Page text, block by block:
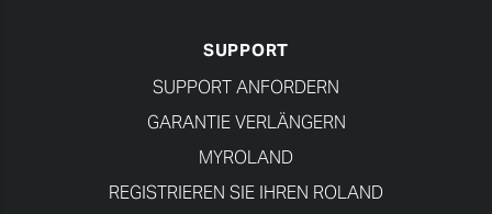
SUPPORT
SUPPORT ANFORDERN
GARANTIE VERLÄNGERN
MYROLAND
REGISTRIEREN SIE IHREN ROLAND